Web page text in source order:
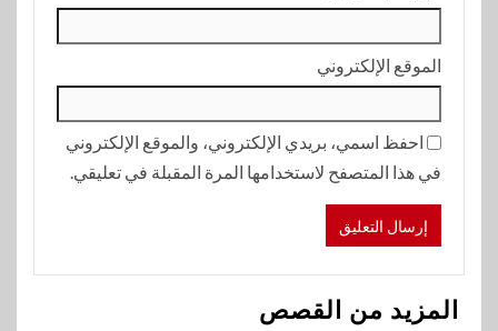
الموقع الإلكتروني
احفظ اسمي، بريدي الإلكتروني، والموقع الإلكتروني
في هذا المتصفح لاستخدامها المرة المقبلة في تعليقي.
المزيد من القصص